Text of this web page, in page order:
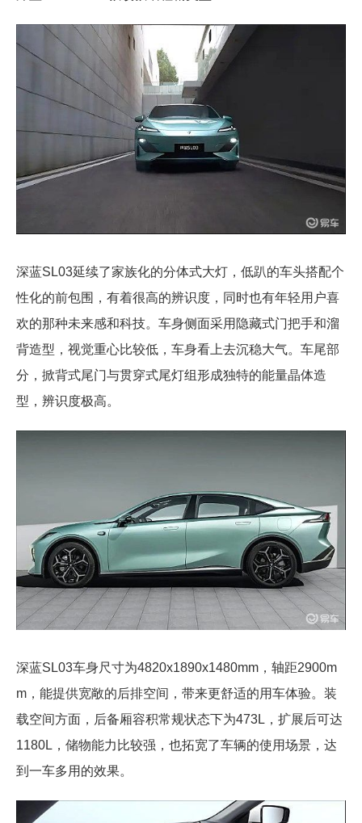
深蓝SL03延续了家族化的分体式大灯，低趴的车头搭配个
性化的前包围，有着很高的辨识度，同时也有年轻用户喜
欢的那种未来感和科技。车身侧面采用隐藏式门把手和溜
背造型，视觉重心比较低，车身看上去沉稳大气。车尾部
分，掀背式尾门与贯穿式尾灯组形成独特的能量晶体造
型，辨识度极高。
深蓝SL03车身尺寸为4820x1890x1480mm，轴距2900m
m，能提供宽敞的后排空间，带来更舒适的用车体验。装
载空间方面，后备厢容积常规状态下为473L，扩展后可达
1180L，储物能力比较强，也拓宽了车辆的使用场景，达
到一车多用的效果。